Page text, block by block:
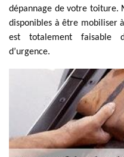
dépannage de votre toiture.
disponibles à être mobiliser
est totalement faisable
d’urgence.